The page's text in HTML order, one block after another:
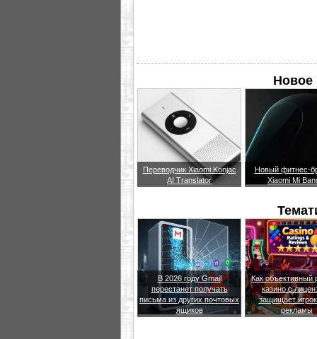
Новое
Переводчик Xiaomi Konjac
AI Translator
Новый фитнес-
Xiaomi Mi
В 2026 году Gmail
перестанет получать
письма из других почтовых
ящиков
Как объективный
казино с
защищает
рекламы